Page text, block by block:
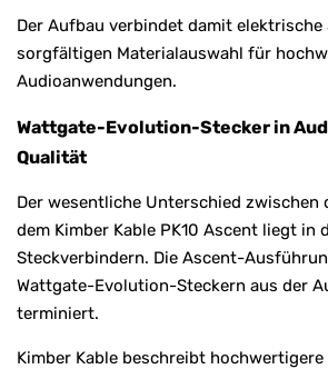
Der Aufbau verbindet damit
sorgfältigen Materialauswahl für
Audioanwendungen.
Wattgate-Evolution-Stecker in
Qualität
Der wesentliche Unterschied zwischen
dem Kimber Kable PK10 Ascent liegt in
Steckverbindern. Die Ascent-
Wattgate-Evolution-Steckern aus der
terminiert.
Kimber Kable beschreibt